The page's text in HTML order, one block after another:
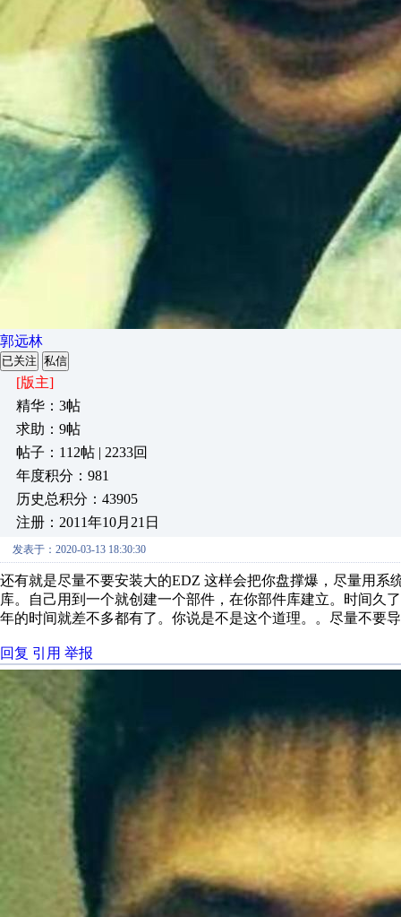
郭远林
已关注 私信
[版主]
精华：3帖
求助：9帖
帖子：112帖 | 2233回
年度积分：981
历史总积分：43905
注册：2011年10月21日
发表于：2020-03-13 18:30:30
还有就是尽量不要安装大的EDZ 这样会把你盘撑爆，尽量用
库。自己用到一个就创建一个部件，在你部件库建立。时间久
年的时间就差不多都有了。你说是不是这个道理。。尽量不要
回复 引用 举报